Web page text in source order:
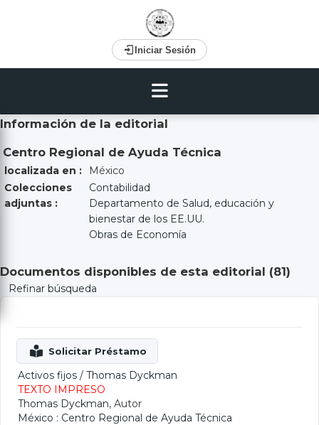
Iniciar Sesión
Información de la editorial
Centro Regional de Ayuda Técnica
localizada en :
México
Colecciones
adjuntas :
Contabilidad
Departamento de Salud, educación y
bienestar de los EE.UU.
Obras de Economía
Documentos disponibles de esta editorial (81)
Refinar búsqueda
Activos fijos / Thomas Dyckman
TEXTO IMPRESO
Thomas Dyckman, Autor
México : Centro Regional de Ayuda Técnica